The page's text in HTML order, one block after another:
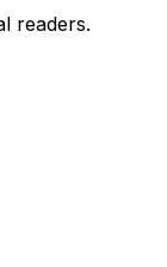
readers.